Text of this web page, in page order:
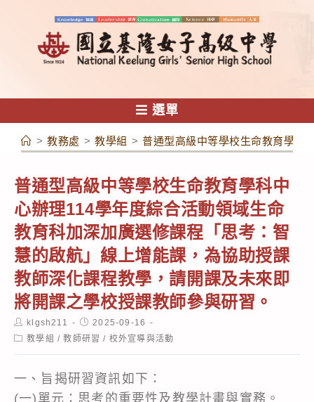
容
選單
> 教務處 > 教學組 > 普通型高級中等學校生命教育學科
普通型高級中等學校生命教育學科中
心辦理114學年度綜合活動領域生命
教育科加深加廣選修課程「思考：智
慧的啟航」線上增能課，為協助授課
教師深化課程教學，請開課及未來即
將開課之學校授課教師參與研習。
Post
author:
klgsh211
Post
published:
2025-09-16
Post教學組 / 教師研習 / 校外宣導與活動
一、旨揭研習資訊如下：
(一)單元：思考的重要性及教學計畫與實務。